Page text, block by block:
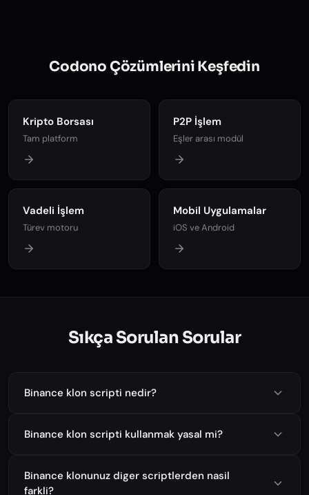
Codono Çözümlerini Keşfedin
Kripto Borsası
Tam platform
P2P İşlem
Eşler arası modül
Vadeli İşlem
Türev motoru
Mobil Uygulamalar
iOS ve Android
Sıkça Sorulan Sorular
Binance klon scripti nedir?
Binance klon scripti kullanmak yasal mi?
Binance klonunuz diger scriptlerden nasil
farkli?